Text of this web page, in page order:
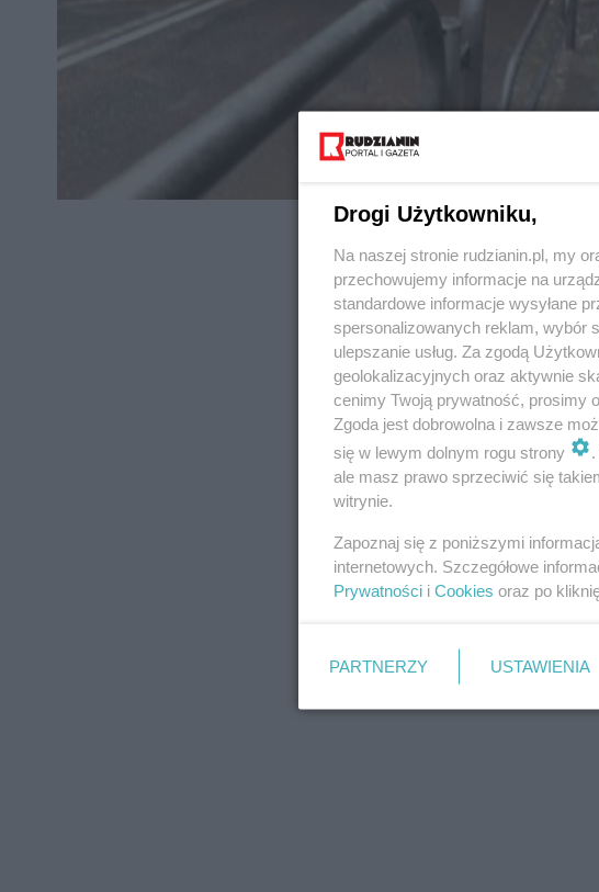
REKLAMA
Drogi Użytkowniku,
Na naszej stronie rudzianin.pl, my
przechowujemy informacje na
standardowe informacje wysyłane
spersonalizowanych reklam, wybór
ulepszanie usług. Za zgodą
geolokalizacyjnych oraz aktywnie
cenimy Twoją prywatność, prosimy
Zgoda jest dobrowolna i zawsze
się w lewym dolnym rogu strony
ale masz prawo sprzeciwić się
witrynie.
Zapoznaj się z poniższymi
internetowych. Szczegółowe
Prywatności i Cookies oraz po
PARTNERZY USTAWIENIA